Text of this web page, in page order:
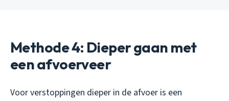
Methode 4: Dieper gaan met
een afvoerveer
Voor verstoppingen dieper in de afvoer is een